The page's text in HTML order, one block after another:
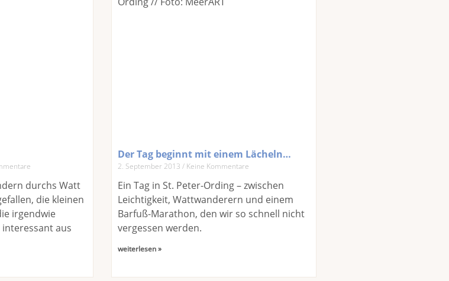
durchs Watt
die kleinen
irgendwie
aus
Der Tag beginnt mit einem Lächeln…
2. September 2013 Keine Kommentare
Ein Tag in St. Peter-Ording – zwischen
Leichtigkeit, Wattwanderern und einem
Barfuß-Marathon, den wir so schnell nicht
vergessen werden.
weiterlesen »